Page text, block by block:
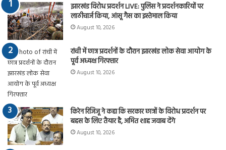
झारखंड विरोध प्रदर्शन LIVE: पुलिस ने प्रदर्शनकारियों पर
लाठीचार्ज किया, आंसू गैस का इस्तेमाल किया
August 10, 2026
रांची में छात्र प्रदर्शनों के दौरान झारखंड लोक सेवा आयोग के
पूर्व अध्यक्ष गिरफ्तार
August 10, 2026
किरेन रिजिजू ने कहा कि सरकार छात्रों के विरोध प्रदर्शन पर
बहस के लिए तैयार है, अमित शाह जवाब देंगे
August 10, 2026